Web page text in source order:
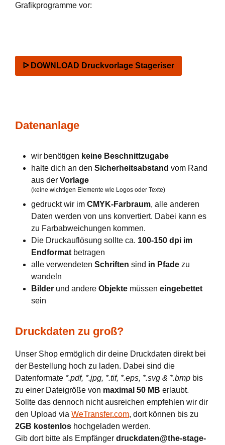
Grafikprogramme vor:
ᐅ DOWNLOAD Druckvorlage Stageriser
Datenanlage
wir benötigen keine Beschnittzugabe
halte dich an den Sicherheitsabstand vom Rand
aus der Vorlage
(keine wichtigen Elemente wie Logos oder Texte)
gedruckt wir im CMYK-Farbraum, alle anderen
Daten werden von uns konvertiert. Dabei kann es
zu Farbabweichungen kommen.
Die Druckauflösung sollte ca. 100-150 dpi im
Endformat betragen
alle verwendeten Schriften sind in Pfade zu
wandeln
Bilder und andere Objekte müssen eingebettet
sein
Druckdaten zu groß?
Unser Shop ermöglich dir deine Druckdaten direkt bei
der Bestellung hoch zu laden. Dabei sind die
Datenformate *.pdf, *.jpg, *.tif, *.eps, *.svg & *.bmp bis
zu einer Dateigröße von maximal 50 MB erlaubt.
Sollte das dennoch nicht ausreichen empfehlen wir dir
den Upload via WeTransfer.com, dort können bis zu
2GB kostenlos hochgeladen werden.
Gib dort bitte als Empfänger druckdaten@the-stage-